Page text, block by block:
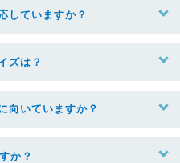
していますか？
ズは？
向いていますか？
か？